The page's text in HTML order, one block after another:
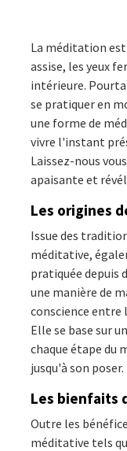
La méditation est
assise, les yeux
intérieure.
se pratiquer en
une forme de
vivre l'instant
Laissez-nous
apaisante et
Les origines
Issue des
méditative,
pratiquée depuis
une manière de
conscience entre
Elle se base sur
chaque étape du
jusqu'à son poser.
Les bienfaits
Outre les
méditative tels